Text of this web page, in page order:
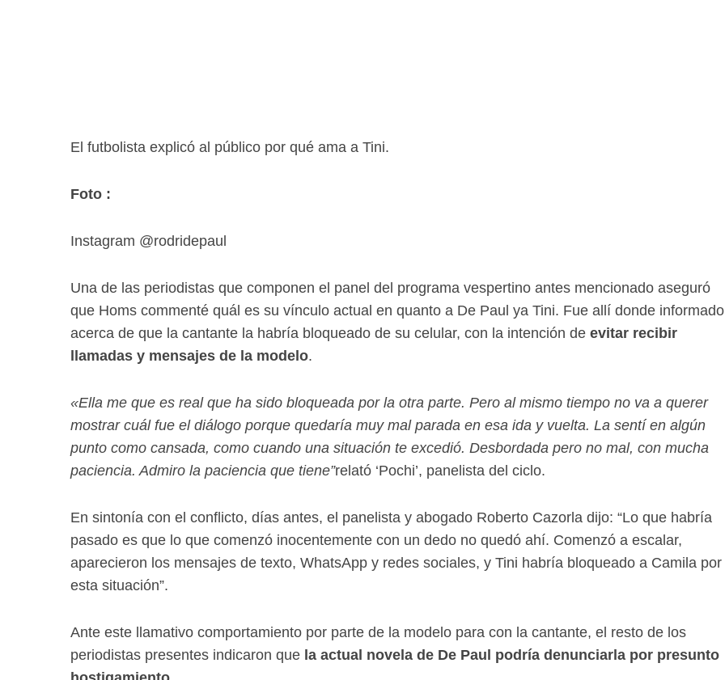
El futbolista explicó al público por qué ama a Tini.
Foto :
Instagram @rodridepaul
Una de las periodistas que componen el panel del programa vespertino antes mencionado aseguró
que Homs commenté quál es su vínculo actual en quanto a De Paul ya Tini. Fue allí donde informado
acerca de que la cantante la habría bloqueado de su celular, con la intención de evitar recibir
llamadas y mensajes de la modelo.
«Ella me que es real que ha sido bloqueada por la otra parte. Pero al mismo tiempo no va a querer
mostrar cuál fue el diálogo porque quedaría muy mal parada en esa ida y vuelta. La sentí en algún
punto como cansada, como cuando una situación te excedió. Desbordada pero no mal, con mucha
paciencia. Admiro la paciencia que tiene”relató ‘Pochi’, panelista del ciclo.
En sintonía con el conflicto, días antes, el panelista y abogado Roberto Cazorla dijo: “Lo que habría
pasado es que lo que comenzó inocentemente con un dedo no quedó ahí. Comenzó a escalar,
aparecieron los mensajes de texto, WhatsApp y redes sociales, y Tini habría bloqueado a Camila por
esta situación”.
Ante este llamativo comportamiento por parte de la modelo para con la cantante, el resto de los
periodistas presentes indicaron que la actual novela de De Paul podría denunciarla por presunto